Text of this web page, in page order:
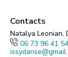
Contacts
Natalya Leonian,
06 73 96 41 54